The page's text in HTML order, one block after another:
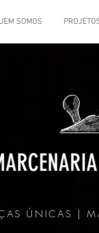
SOMOS
ÚNICAS |